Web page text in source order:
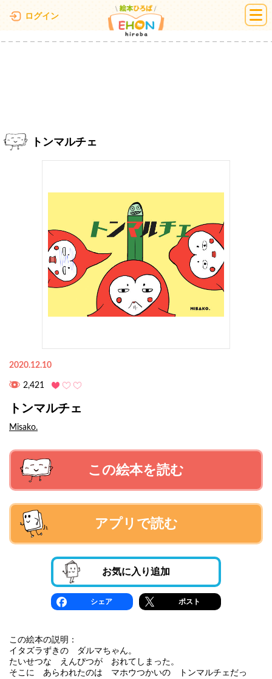
ログイン 絵本ひろば
トンマルチェ
2020.12.10
2,421
トンマルチェ
Misako.
この絵本を読む
アプリで読む
お気に入り追加
シェア ポスト
この絵本の説明：
イタズラずきの ダルマちゃん。
たいせつな えんぴつが おれてしまった。
そこに あらわれたのは マホウつかいの トンマルチェだっ